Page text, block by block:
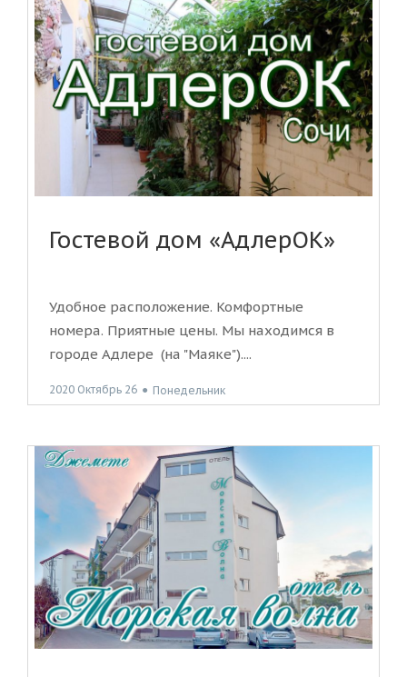
Гостевой дом «АдлерОК»
Удобное расположение. Комфортные
номера. Приятные цены. Мы находимся в
городе Адлере (на "Маяке")....
2020 Октябрь 26 ● Понедельник